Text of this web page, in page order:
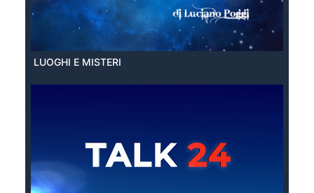
LUOGHI E MISTERI